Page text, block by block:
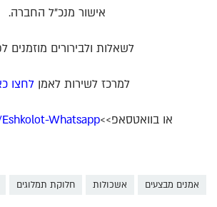
אישור מנכ"ל החברה.
לשאלות ולבירורים מוזמנים
למרכז לשירות לאמןלחצו
או בוואטסאפ>>Whatsapp
אמנים מבצעים אשכולות חלוקת תמלוגים